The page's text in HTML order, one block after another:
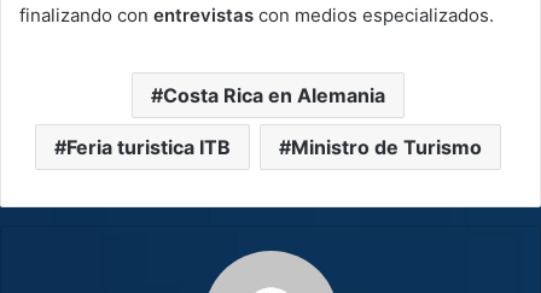
finalizando con entrevistas con medios especializados.
Costa Rica en Alemania
Feria turistica ITB Ministro de Turismo